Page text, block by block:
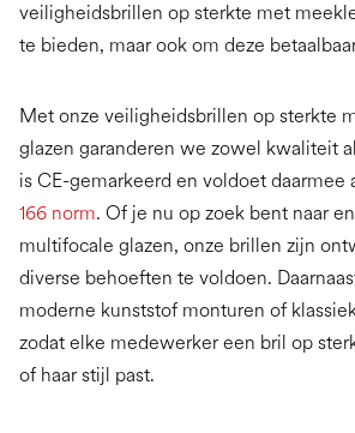
veiligheidsbrillen op sterkte met
te bieden, maar ook om deze
Met onze veiligheidsbrillen op sterkte
glazen garanderen we zowel kwaliteit
is CE-gemarkeerd en voldoet daarmee
166 norm. Of je nu op zoek bent naar
multifocale glazen, onze brillen zijn
diverse behoeften te voldoen.
moderne kunststof monturen of
zodat elke medewerker een bril op
of haar stijl past.